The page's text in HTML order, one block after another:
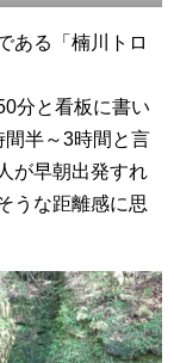
ある「楠川トロ
分と看板に書い
半～3時間と言
が早朝出発すれ
うな距離感に思